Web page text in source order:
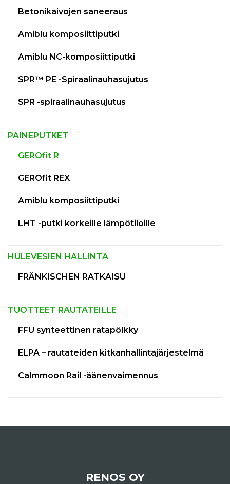
Betonikaivojen saneeraus
Amiblu komposiittiputki
Amiblu NC-komposiittiputki
SPR™ PE -Spiraalinauhasujutus
SPR -spiraalinauhasujutus
PAINEPUTKET
GEROfit R
GEROfit REX
Amiblu komposiittiputki
LHT -putki korkeille lämpötiloille
HULEVESIEN HALLINTA
FRÄNKISCHEN RATKAISU
TUOTTEET RAUTATEILLE
FFU synteettinen ratapölkky
ELPA – rautateiden kitkanhallintajärjestelmä
Calmmoon Rail -äänenvaimennus
RENOS OY